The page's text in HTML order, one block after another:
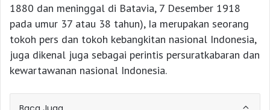
1880 dan meninggal di Batavia, 7 Desember 1918
pada umur 37 atau 38 tahun), Ia merupakan seorang
tokoh pers dan tokoh kebangkitan nasional Indonesia,
juga dikenal juga sebagai perintis persuratkabaran dan
kewartawanan nasional Indonesia.